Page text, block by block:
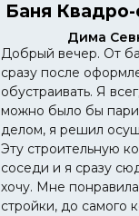
Баня
Дима
Добрый вечер. От
сразу после
обустраивать. Я
можно было бы
делом, я решил
Эту строительную
соседи и я сразу
хочу. Мне
стройки, до самого